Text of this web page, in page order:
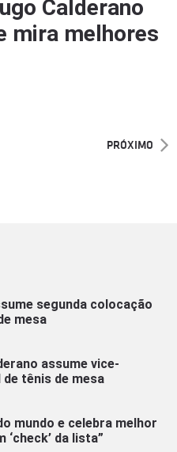
Calderano
mira melhores
PRÓXIMO
segunda colocação
mesa
assume vice-
tênis de mesa
mundo e celebra melhor
da lista”